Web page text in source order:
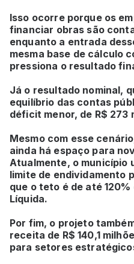
Isso ocorre porque os
financiar obras são
enquanto a entrada
mesma base de cálculo
pressiona o resultado
Já o resultado nominal,
equilíbrio das contas
déficit menor, de R$ 273
Mesmo com esse
ainda há espaço para
Atualmente, o município
limite de endividamento
que o teto é de até
Líquida.
Por fim, o projeto
receita de R$ 140,1
para setores